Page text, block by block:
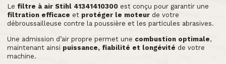
Le filtre à air Stihl 41341410300 est conçu pour garantir une
filtration efficace et protéger le moteur de votre
débroussailleuse contre la poussière et les particules abrasives.
Une admission d’air propre permet une combustion optimale,
maintenant ainsi puissance, fiabilité et longévité de votre
machine.